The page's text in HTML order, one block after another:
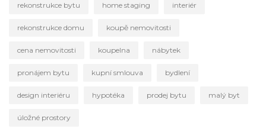
rekonstrukce bytu home staging interiér
rekonstrukce domu koupě nemovitosti
cena nemovitosti koupelna nábytek
pronájem bytu kupní smlouva bydlení
design interiéru hypotéka prodej bytu malý byt
úložné prostory